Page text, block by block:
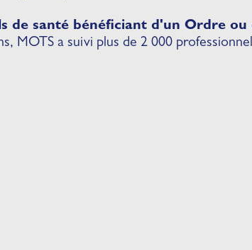
de santé bénéficiant d'un Ordre ou
MOTS a suivi plus de 2 000